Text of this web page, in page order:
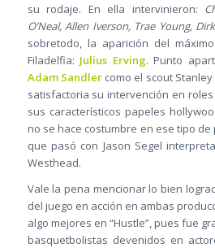
su rodaje. En ella intervinieron:
O’Neal, Allen Iverson, Trae Young,
sobretodo, la aparición del
Filadelfia: Julius Erving. Punto
Adam Sandlercomo el scout
satisfactoria su intervención en
sus característicos papeles
no se hace costumbre en ese tipo de
que pasó con Jason Segel
Westhead.
Vale la pena mencionar lo bien
del juego en acción en ambas
algo mejores en “Hustle”, pues fue
basquetbolistas devenidos en